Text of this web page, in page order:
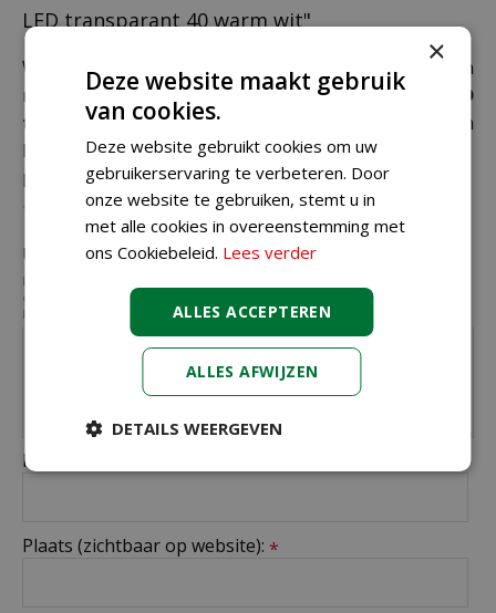
LED transparant 40 warm wit"
Wij zijn benieuwd naar uw mening! Schrijf een
recensie over het artikel"Basic rice lights LED
transparant 40 warm wit"
en maak kans op een
Nationale Tuinbon ter waarde van € 25,- !
Beoordeling:*
Uw mening over dit product: *
Let op: deze recensie gaat over het product en niet over ons tuincentrum,
de service of levering van uw bestelling. U kunt bijvoorbeeld in gaan op de
kwaliteit van het product, de look & feel en belangrijke eigenschappen.
Naam (zichtbaar op website):
Plaats (zichtbaar op website): *
×
Deze website maakt gebruik
van cookies.
Deze website gebruikt cookies om uw
gebruikerservaring te verbeteren. Door
onze website te gebruiken, stemt u in
met alle cookies in overeenstemming met
ons Cookiebeleid. Lees verder
ALLES ACCEPTEREN
ALLES AFWIJZEN
DETAILS WEERGEVEN